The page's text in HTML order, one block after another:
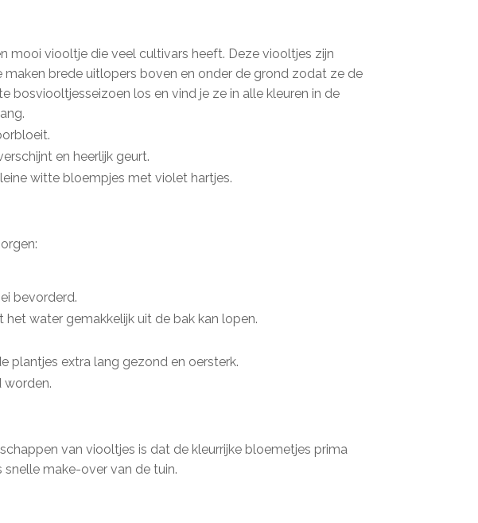
viooltje die veel cultivars heeft. Deze viooltjes zijn
brede uitlopers boven en onder de grond zodat ze de
bosviooltjesseizoen los en vind je ze in alle kleuren in de
en heerlijk geurt.
witte bloempjes met violet hartjes.
bevorderd.
water gemakkelijk uit de bak kan lopen.
plantjes extra lang gezond en oersterk.
worden.
van viooltjes is dat de kleurrijke bloemetjes prima
make-over van de tuin.